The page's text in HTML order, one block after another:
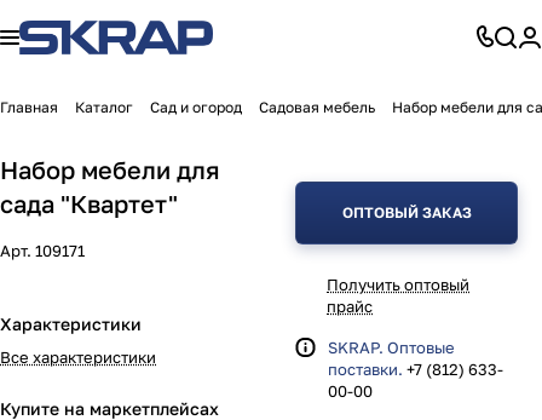
Главная Каталог Сад и огород Садовая мебель Набор мебели для
Набор мебели для
сада "Квартет"
Арт. 109171
Характеристики
Все характеристики
Купите на маркетплейсах
ОПТОВЫЙ ЗАКАЗ
Получить оптовый
прайс
SKRAP. Оптовые
поставки. +7 (812) 633-
00-00